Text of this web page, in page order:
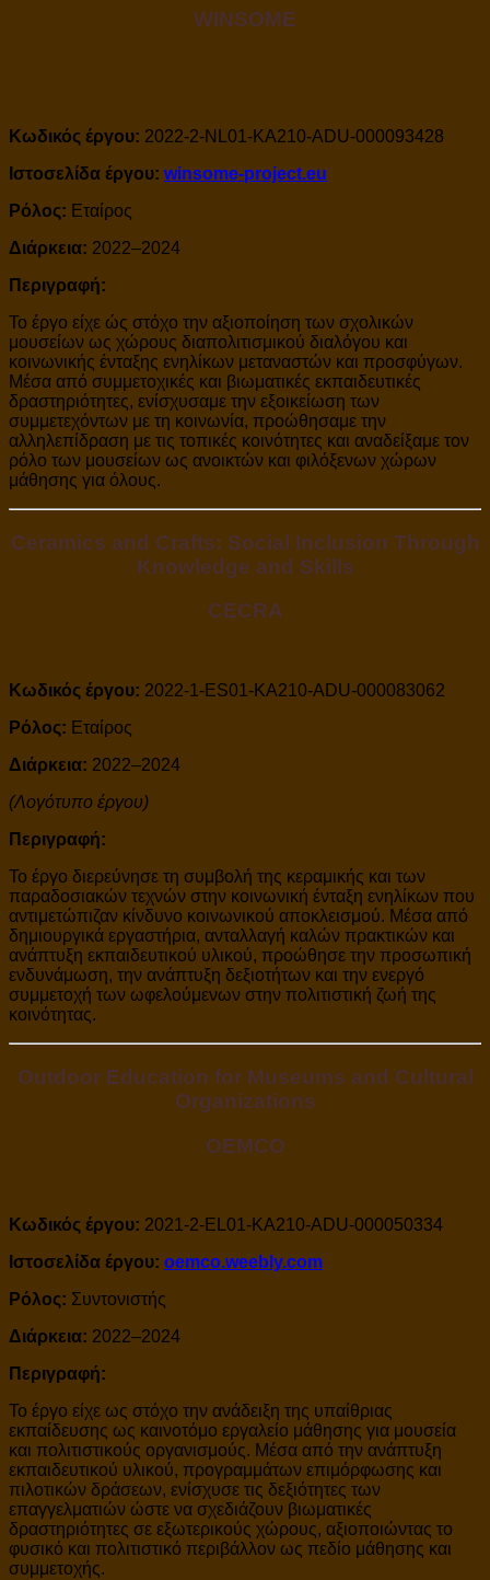
WINSOME
Κωδικός έργου: 2022-2-NL01-KA210-ADU-000093428
Ιστοσελίδα έργου: winsome-project.eu
Ρόλος: Εταίρος
Διάρκεια: 2022–2024
Περιγραφή:
Το έργο είχε ώς στόχο την αξιοποίηση των σχολικών
μουσείων ως χώρους διαπολιτισμικού διαλόγου και
κοινωνικής ένταξης ενηλίκων μεταναστών και προσφύγων.
Μέσα από συμμετοχικές και βιωματικές εκπαιδευτικές
δραστηριότητες, ενίσχυσαμε την εξοικείωση των
συμμετεχόντων με τη κοινωνία, προώθησαμε την
αλληλεπίδραση με τις τοπικές κοινότητες και αναδείξαμε τον
ρόλο των μουσείων ως ανοικτών και φιλόξενων χώρων
μάθησης για όλους.
Ceramics and Crafts: Social Inclusion Through
Knowledge and Skills
CECRA
Κωδικός έργου: 2022-1-ES01-KA210-ADU-000083062
Ρόλος: Εταίρος
Διάρκεια: 2022–2024
(Λογότυπο έργου)
Περιγραφή:
Το έργο διερεύνησε τη συμβολή της κεραμικής και των
παραδοσιακών τεχνών στην κοινωνική ένταξη ενηλίκων που
αντιμετώπιζαν κίνδυνο κοινωνικού αποκλεισμού. Μέσα από
δημιουργικά εργαστήρια, ανταλλαγή καλών πρακτικών και
ανάπτυξη εκπαιδευτικού υλικού, προώθησε την προσωπική
ενδυνάμωση, την ανάπτυξη δεξιοτήτων και την ενεργό
συμμετοχή των ωφελούμενων στην πολιτιστική ζωή της
κοινότητας.
Outdoor Education for Museums and Cultural
Organizations
OEMCO
Κωδικός έργου: 2021-2-EL01-KA210-ADU-000050334
Ιστοσελίδα έργου: oemco.weebly.com
Ρόλος: Συντονιστής
Διάρκεια: 2022–2024
Περιγραφή:
Το έργο είχε ως στόχο την ανάδειξη της υπαίθριας
εκπαίδευσης ως καινοτόμο εργαλείο μάθησης για μουσεία
και πολιτιστικούς οργανισμούς. Μέσα από την ανάπτυξη
εκπαιδευτικού υλικού, προγραμμάτων επιμόρφωσης και
πιλοτικών δράσεων, ενίσχυσε τις δεξιότητες των
επαγγελματιών ώστε να σχεδιάζουν βιωματικές
δραστηριότητες σε εξωτερικούς χώρους, αξιοποιώντας το
φυσικό και πολιτιστικό περιβάλλον ως πεδίο μάθησης και
συμμετοχής.